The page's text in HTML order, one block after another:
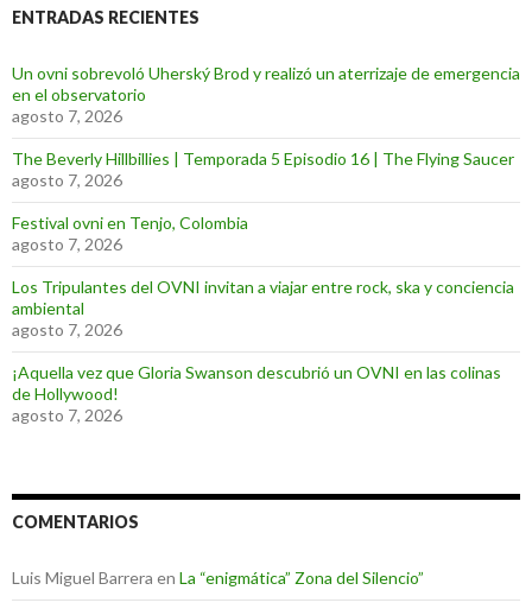
ENTRADAS RECIENTES
Un ovni sobrevoló Uherský Brod y realizó un aterrizaje de emergencia
en el observatorio
agosto 7, 2026
The Beverly Hillbillies | Temporada 5 Episodio 16 | The Flying Saucer
agosto 7, 2026
Festival ovni en Tenjo, Colombia
agosto 7, 2026
Los Tripulantes del OVNI invitan a viajar entre rock, ska y conciencia
ambiental
agosto 7, 2026
¡Aquella vez que Gloria Swanson descubrió un OVNI en las colinas
de Hollywood!
agosto 7, 2026
COMENTARIOS
Luis Miguel Barrera en La “enigmática” Zona del Silencio”